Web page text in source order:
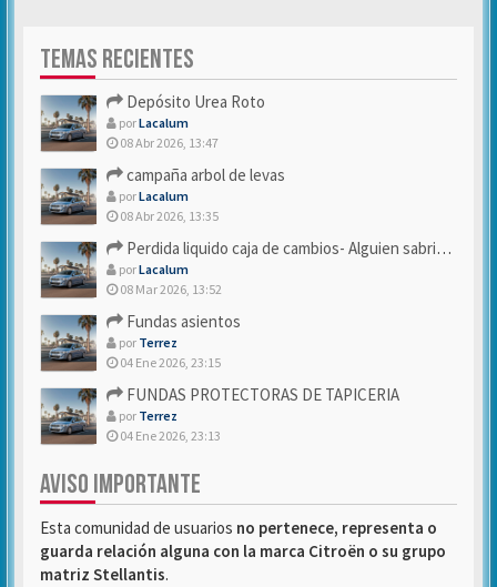
TEMAS RECIENTES
Depósito Urea Roto
porLacalum
08 Abr 2026, 13:47
campaña arbol de levas
porLacalum
08 Abr 2026, 13:35
Perdida liquido caja de cambios- Alguien sabria decirme
porLacalum
08 Mar 2026, 13:52
Fundas asientos
por Terrez
04 Ene 2026, 23:15
FUNDAS PROTECTORAS DE TAPICERIA
por Terrez
04 Ene 2026, 23:13
AVISO IMPORTANTE
Esta comunidad de usuarios no pertenece, representa o
guarda relación alguna con la marca Citroën o su grupo
matriz Stellantis.